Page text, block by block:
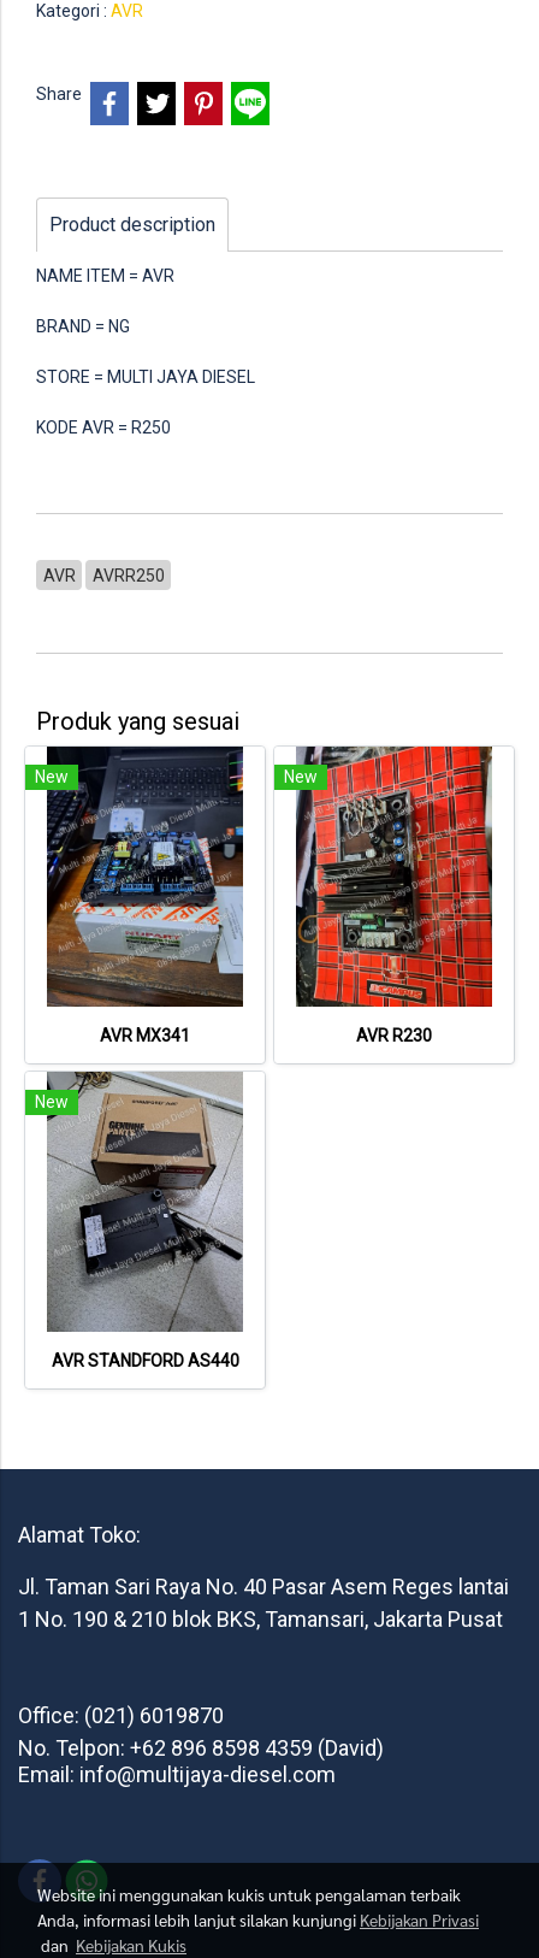
Kategori : AVR
Share
Product description
NAME ITEM = AVR
BRAND = NG
STORE = MULTI JAYA DIESEL
KODE AVR = R250
AVR AVRR250
Produk yang sesuai
New
AVR MX341
New
AVR R230
New
AVR STANDFORD AS440
Alamat Toko:
Jl. Taman Sari Raya No. 40 Pasar Asem Reges lantai
1 No. 190 & 210 blok BKS, Tamansari, Jakarta Pusat
Office: (021) 6019870
No. Telpon: +62 896 8598 4359 (David)
Email: info@multijaya-diesel.com
Website ini menggunakan kukis untuk pengalaman terbaik
Anda, informasi lebih lanjut silakan kunjungi Kebijakan Privasi
dan Kebijakan Kukis